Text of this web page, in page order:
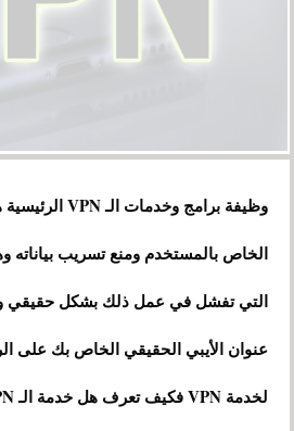
الخاص بالمستخدم ومنع تسريب بياناته
التي تفشل في عمل ذلك بشكل حقيقي
عنوان الأيبي الحقيقي الخاص بك على